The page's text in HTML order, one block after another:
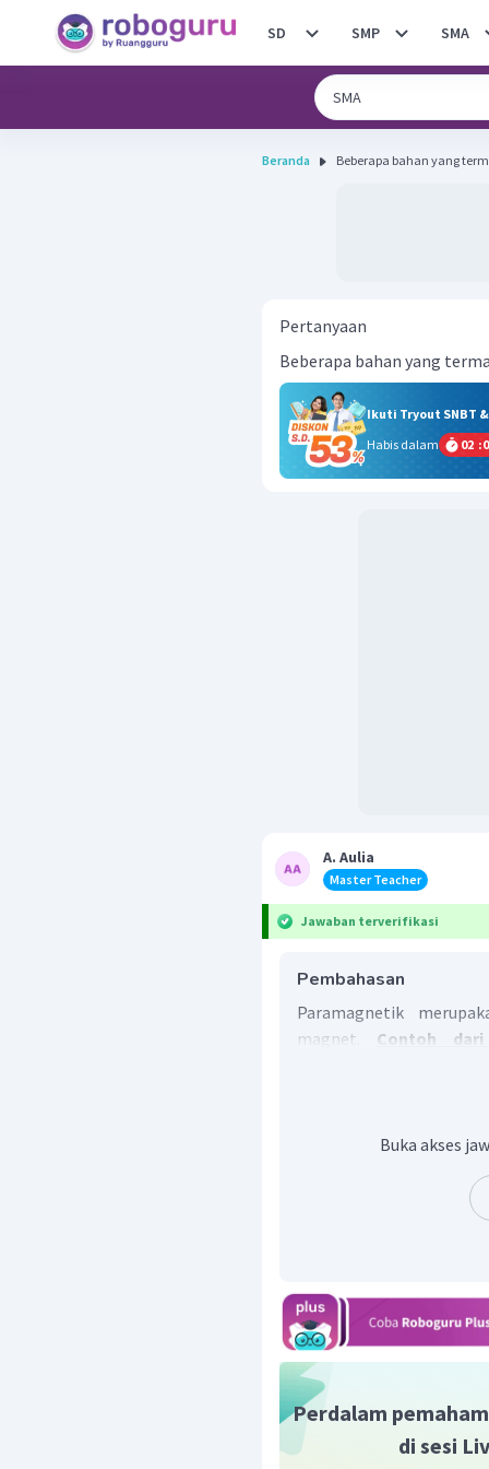
SD SMP SMA
Beranda Beberapa bahan yang
Pertanyaan
Beberapa bahan yang
Ikuti Tryout SNBT
Habis dalam
02 :
A. Aulia
Master Teacher
Jawaban terverifikasi
Pembahasan
Paramagnetik
magnet. Contoh
Buka akses
Perdalam
di sesi